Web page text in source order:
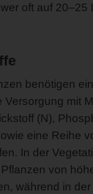
oft auf 20–25
benötigen
Versorgung mit
(N),
eine Reihe
In der
von
während in